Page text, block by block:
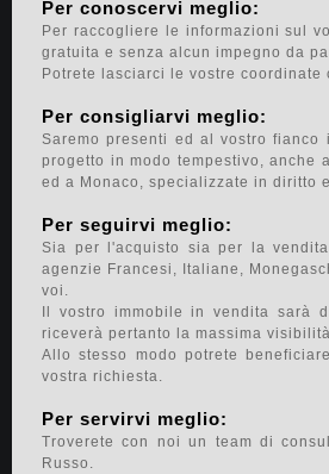
Per conoscervi meglio:
Per raccogliere le informazioni sul
gratuita e senza alcun impegno da
Potrete lasciarci le vostre
Per consigliarvi meglio:
Saremo presenti ed al vostro
progetto in modo tempestivo, anche
ed a Monaco, specializzate in diritto
Per seguirvi meglio:
Sia per l'acquisto sia per la
agenzie Francesi, Italiane,
voi.
Il vostro immobile in vendita sarà
riceverà pertanto la massima
Allo stesso modo potrete
vostra richiesta.
Per servirvi meglio:
Troverete con noi un team di
Russo.